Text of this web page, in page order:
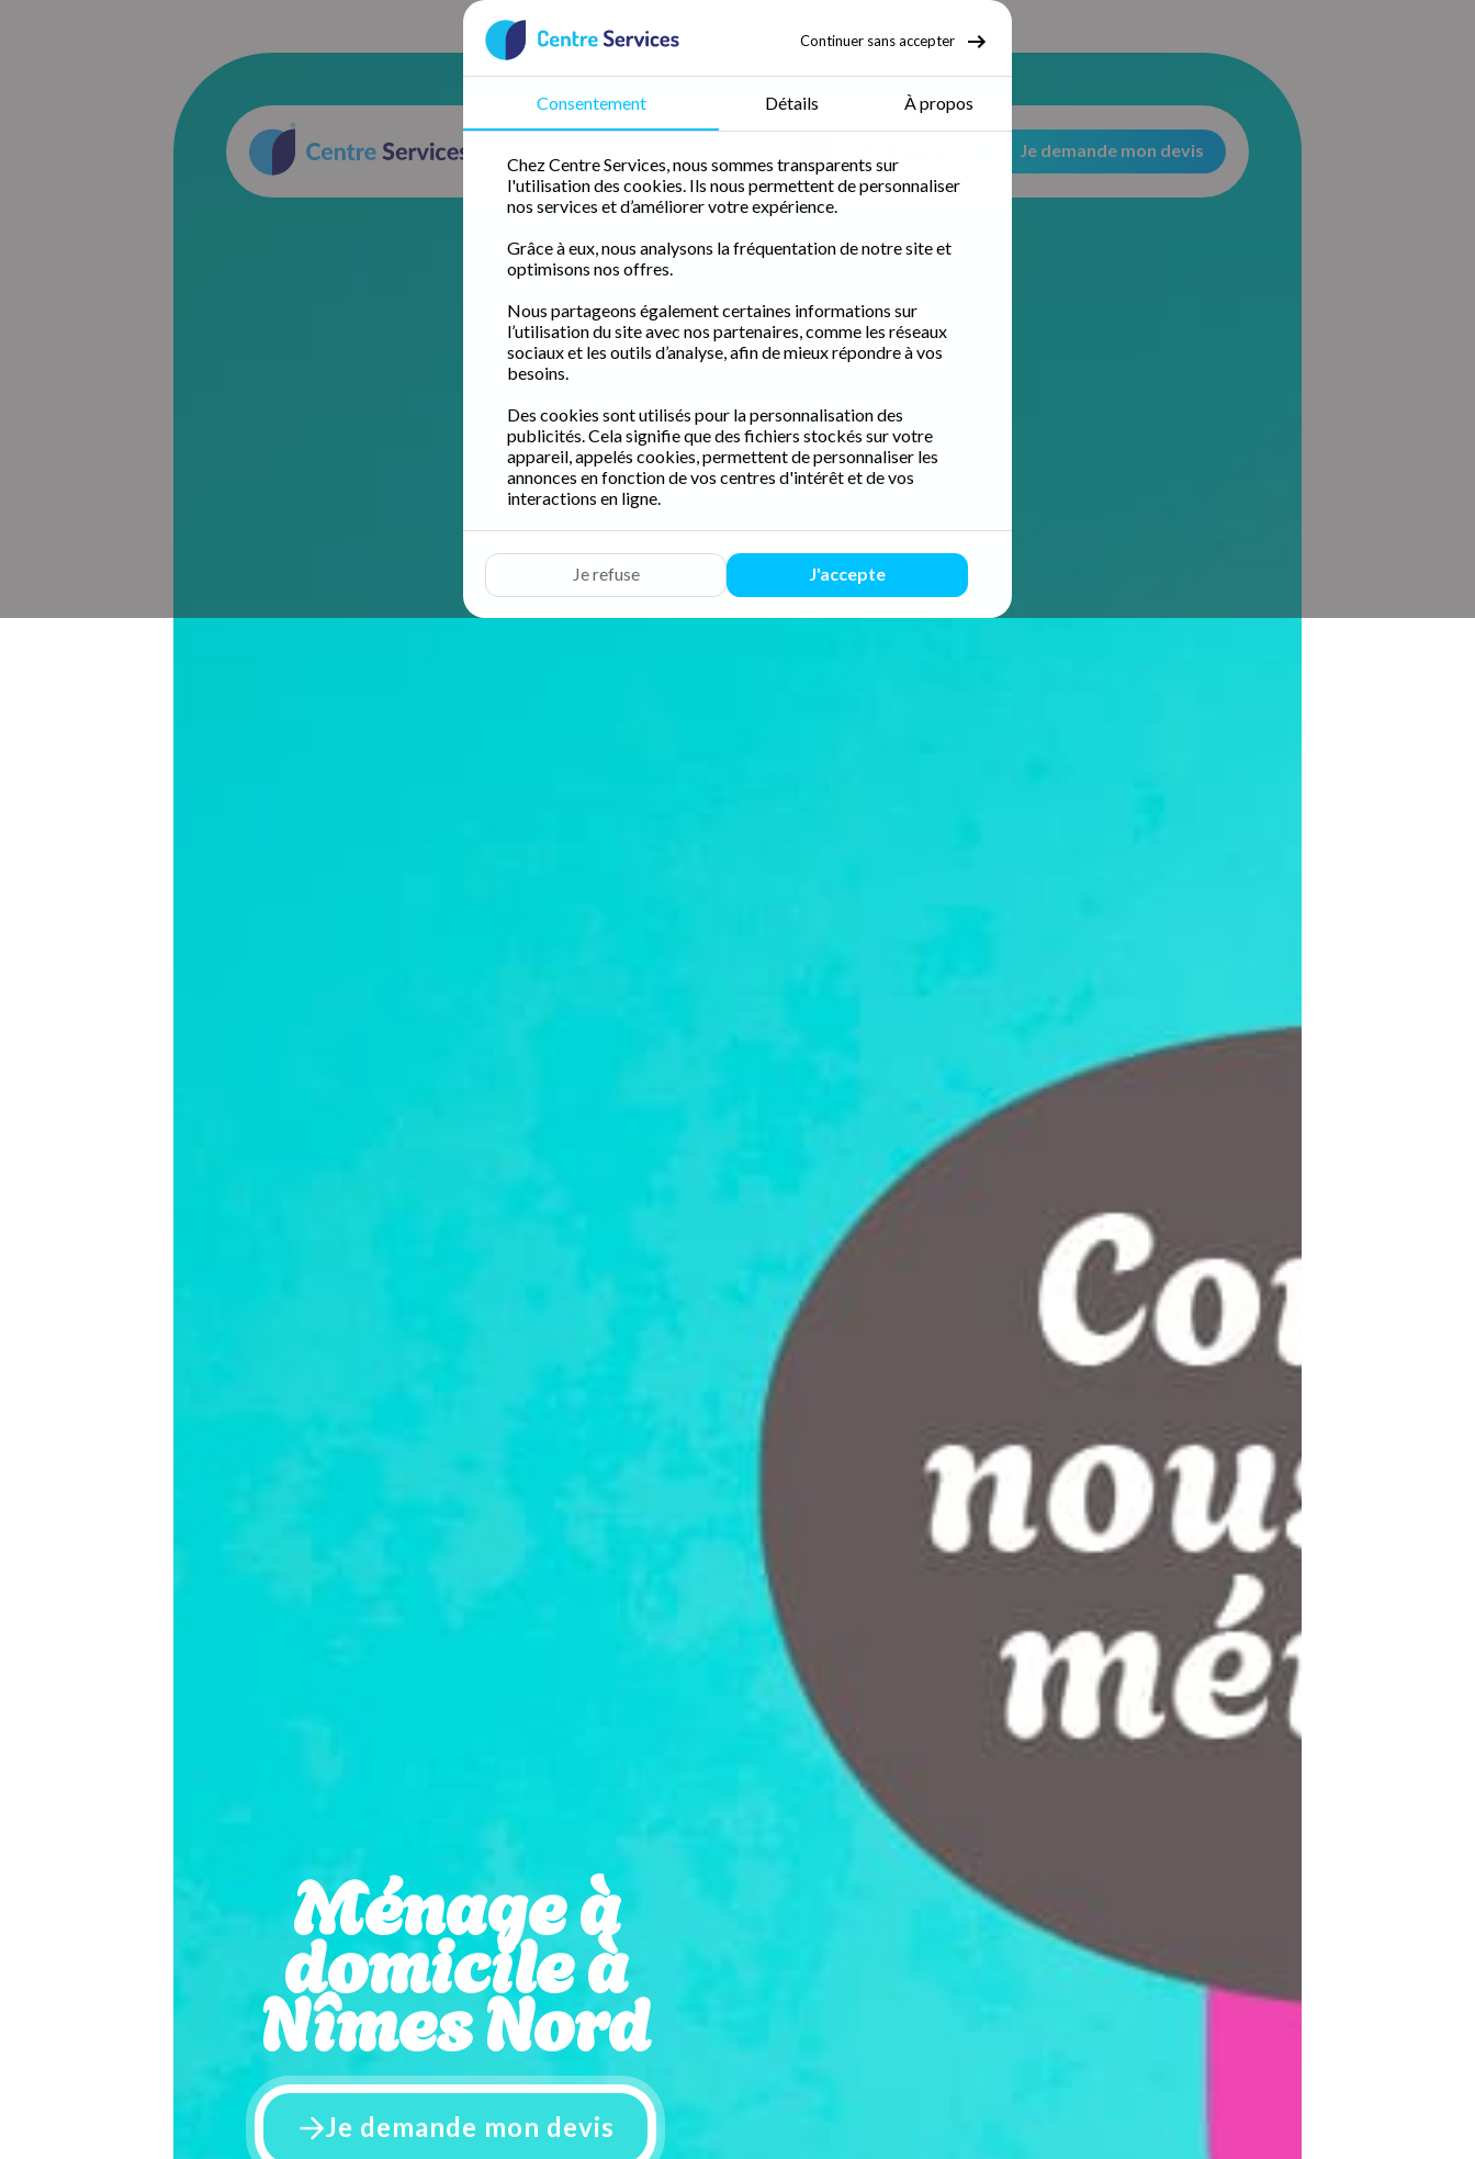
Je demande mon devis
Continuer sans accepter
Consentement Détails À propos
Chez Centre Services, nous sommes transparents sur
l'utilisation des cookies. Ils nous permettent de personnaliser
nos services et d’améliorer votre expérience.
Grâce à eux, nous analysons la fréquentation de notre site et
optimisons nos offres.
Nous partageons également certaines informations sur
l’utilisation du site avec nos partenaires, comme les réseaux
sociaux et les outils d’analyse, afin de mieux répondre à vos
besoins.
Des cookies sont utilisés pour la personnalisation des
publicités. Cela signifie que des fichiers stockés sur votre
appareil, appelés cookies, permettent de personnaliser les
annonces en fonction de vos centres d'intérêt et de vos
interactions en ligne.
Je refuse J'accepte
Ménage à
domicile à
Nîmes Nord
Je demande mon devis